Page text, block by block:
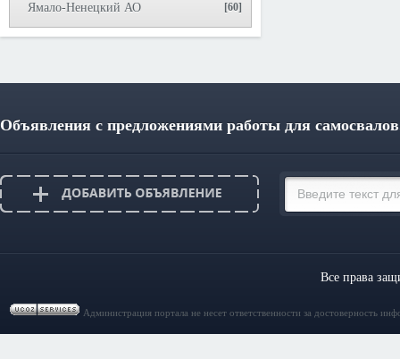
Ямало-Ненецкий АО [60]
Объявления с предложениями работы для
Все права
Администрация портала не несет ответственности за достоверность